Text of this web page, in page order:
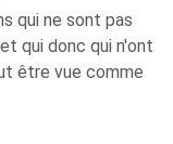
qui ne sont pas
qui donc qui n'ont
être vue comme